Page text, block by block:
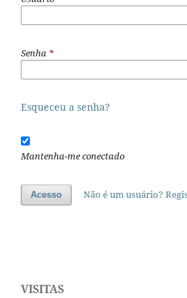
Senha *
Esqueceu a senha?
Mantenha-me conectado
Acesso Não é um usuário?
VISITAS